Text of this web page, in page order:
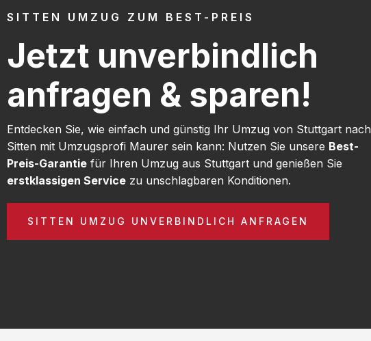
SITTEN UMZUG ZUM BEST-PREIS
Jetzt unverbindlich
anfragen & sparen!
Entdecken Sie, wie einfach und günstig Ihr Umzug von Stuttgart nach
Sitten mit Umzugsprofi Maurer sein kann: Nutzen Sie unsere Best-
Preis-Garantie für Ihren Umzug aus Stuttgart und genießen Sie
erstklassigen Service zu unschlagbaren Konditionen.
SITTEN UMZUG UNVERBINDLICH ANFRAGEN